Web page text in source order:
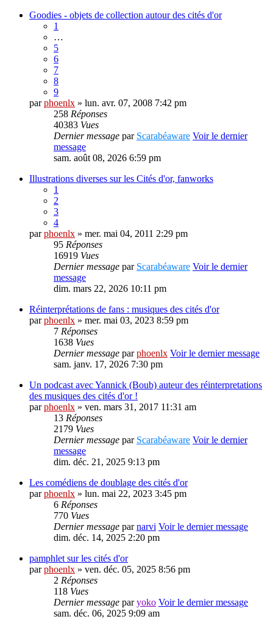
Goodies - objets de collection autour des cités d'or
1
…
5
6
7
8
9
parphoenlx » lun. avr. 07, 2008 7:42 pm
258 Réponses
40383 Vues
Dernier message par Scarabéaware Voir le dernier
message
sam. août 08, 2026 6:59 pm
Illustrations diverses sur les Cités d'or, fanworks
1
2
3
4
parphoenlx » mer. mai 04, 2011 2:29 pm
95 Réponses
16919 Vues
Dernier message par Scarabéaware Voir le dernier
message
dim. mars 22, 2026 10:11 pm
Réinterprétations de fans : musiques des cités d'or
parphoenlx » mer. mai 03, 2023 8:59 pm
7 Réponses
1638 Vues
Dernier message parphoenlx Voir le dernier message
sam. janv. 17, 2026 7:30 pm
Un podcast avec Yannick (Boub) auteur des réinterpretations
des musiques des cités d'or !
parphoenlx » ven. mars 31, 2017 11:31 am
13 Réponses
2179 Vues
Dernier message par Scarabéaware Voir le dernier
message
dim. déc. 21, 2025 9:13 pm
Les comédiens de doublage des cités d'or
parphoenlx » lun. mai 22, 2023 3:45 pm
6 Réponses
770 Vues
Dernier message parnarvi Voir le dernier message
dim. déc. 14, 2025 2:20 pm
pamphlet sur les cités d'or
parphoenlx » ven. déc. 05, 2025 8:56 pm
2 Réponses
118 Vues
Dernier message paryoko Voir le dernier message
sam. déc. 06, 2025 9:09 am